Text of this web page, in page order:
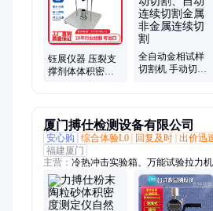
化测试仪器、门窗性能检测、保温性能
破强度试验、集装箱养护室、水泥净浆
钰展仪器 压裂支
撑剂体体积密度
全自动金相试样
切割机 手动切
厦门搏仕检测设备有限公司
安心购
综合体验L0 回复及时 出价迅
福建厦门
主营： 冷热冲击实验箱、万能试验拉力
仪、塑料检测设备、x荧光光谱仪、矿
在线红外水分检测仪、快速水分检测仪
恒湿实验箱